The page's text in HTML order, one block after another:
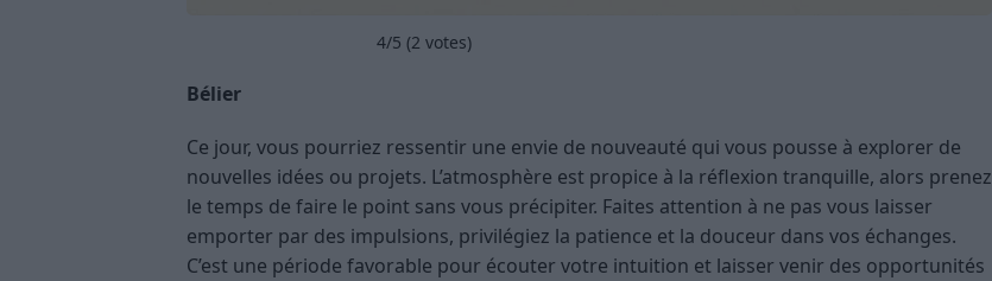
4/5 (2 votes)
Bélier
Ce jour, vous pourriez ressentir une envie de nouveauté qui vous pousse à explorer de
nouvelles idées ou projets. L’atmosphère est propice à la réflexion tranquille, alors prenez
le temps de faire le point sans vous précipiter. Faites attention à ne pas vous laisser
emporter par des impulsions, privilégiez la patience et la douceur dans vos échanges.
C’est une période favorable pour écouter votre intuition et laisser venir des opportunités